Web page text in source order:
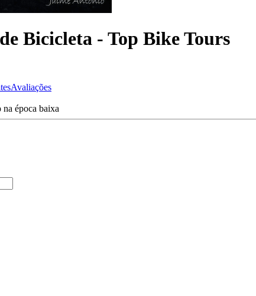
Bicicleta - Top Bike Tours
Avaliações
época baixa